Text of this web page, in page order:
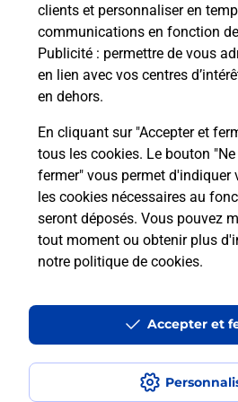
clients et personnaliser en
communications en fonction
Publicité : permettre de vous
en lien avec vos centres
en dehors.
En cliquant sur "Accepter et
tous les cookies. Le bouton
fermer" vous permet d'indiquer
les cookies nécessaires au
seront déposés. Vous pouvez
tout moment ou obtenir plus
notre politique de cookies.
Accepter et
Puis-je passer mon
avec La Poste et sous
conditions ?
Localiser Liste Charente-Maritime
Accessibilité : partiellement conforme
Conditions contractuelles